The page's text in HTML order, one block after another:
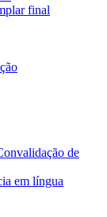
final
de
em língua